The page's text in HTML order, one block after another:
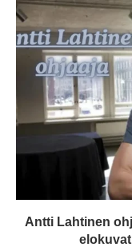
Antti Lahtinen